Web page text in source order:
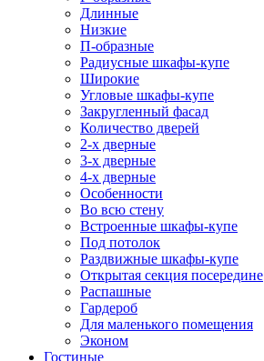
Длинные
Низкие
П-образные
Радиусные шкафы-купе
Широкие
Угловые шкафы-купе
Закругленный фасад
Количество дверей
2-х дверные
3-х дверные
4-х дверные
Особенности
Во всю стену
Встроенные шкафы-купе
Под потолок
Раздвижные шкафы-купе
Открытая секция посередине
Распашные
Гардероб
Для маленького помещения
Эконом
Гостиные